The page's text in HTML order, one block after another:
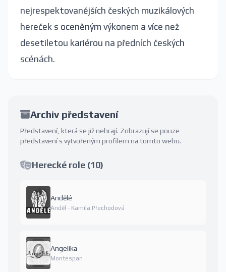
nejrespektovanějších českých muzikálových
hereček s oceněným výkonem a více než
desetiletou kariérou na předních českých
scénách.
Archiv představení
Představení, která se již nehrají. Zobrazují se pouze
představení s vytvořeným profilem na tomto webu.
Herecké role (10)
Andělé
Anděl - Kamila Přechodová
Angelika
Montespan